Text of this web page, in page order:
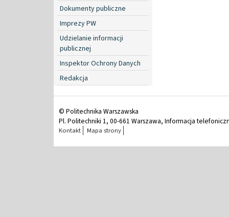
Dokumenty publiczne
Imprezy PW
Udzielanie informacji
publicznej
Inspektor Ochrony Danych
Redakcja
© Politechnika Warszawska
Pl. Politechniki 1, 00-661 Warszawa, Informacja
Kontakt Mapa strony